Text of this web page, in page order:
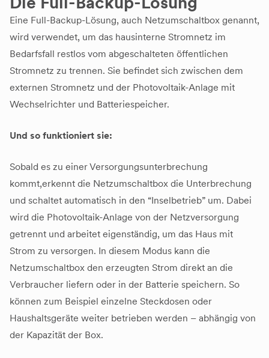
Eine Full-Backup-Lösung, auch Netzumschaltbox genannt,
wird verwendet, um das hausinterne Stromnetz im
Bedarfsfall restlos vom abgeschalteten öffentlichen
Stromnetz zu trennen. Sie befindet sich zwischen dem
externen Stromnetz und der Photovoltaik-Anlage mit
Wechselrichter und Batteriespeicher.
Und so funktioniert sie:
Sobald es zu einer Versorgungsunterbrechung
kommt,erkennt die Netzumschaltbox die Unterbrechung
und schaltet automatisch in den “Inselbetrieb” um. Dabei
wird die Photovoltaik-Anlage von der Netzversorgung
getrennt und arbeitet eigenständig, um das Haus mit
Strom zu versorgen. In diesem Modus kann die
Netzumschaltbox den erzeugten Strom direkt an die
Verbraucher liefern oder in der Batterie speichern. So
können zum Beispiel einzelne Steckdosen oder
Haushaltsgeräte weiter betrieben werden – abhängig von
der Kapazität der Box.